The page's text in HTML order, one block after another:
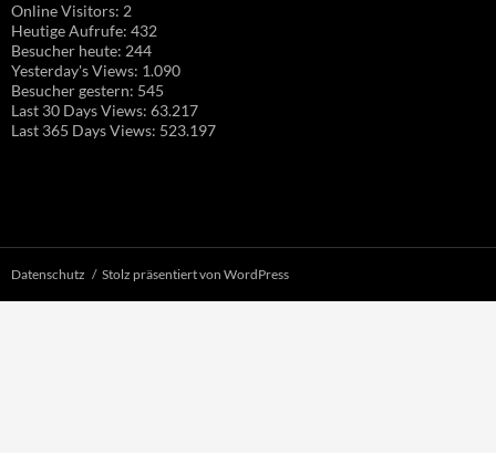
Online Visitors: 2
Heutige Aufrufe: 432
Besucher heute: 244
Yesterday's Views: 1.090
Besucher gestern: 545
Last 30 Days Views: 63.217
Last 365 Days Views: 523.197
Datenschutz Stolz präsentiert von WordPress